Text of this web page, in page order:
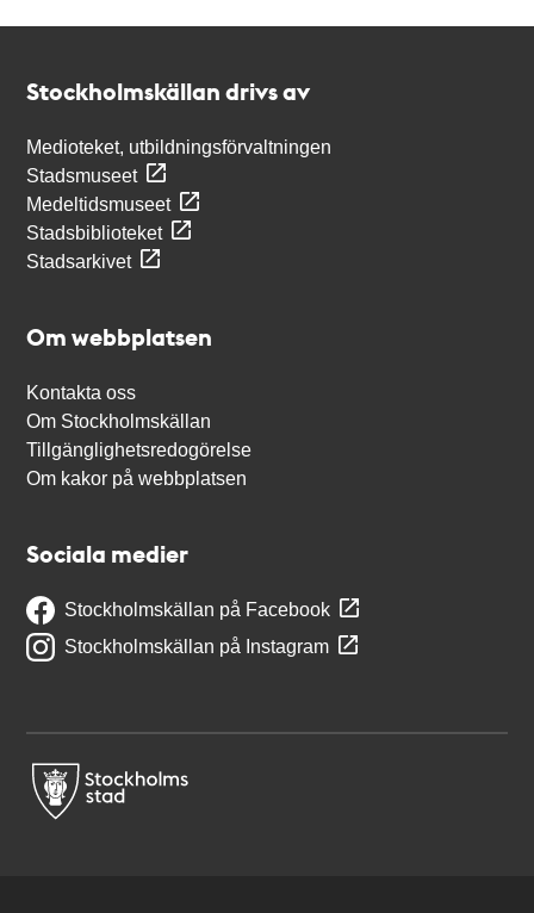
Stockholmskällan drivs av
Medioteket, utbildningsförvaltningen
Stadsmuseet
Medeltidsmuseet
Stadsbiblioteket
Stadsarkivet
Om webbplatsen
Kontakta oss
Om Stockholmskällan
Tillgänglighetsredogörelse
Om kakor på webbplatsen
Sociala medier
Stockholmskällan på Facebook
Stockholmskällan på Instagram